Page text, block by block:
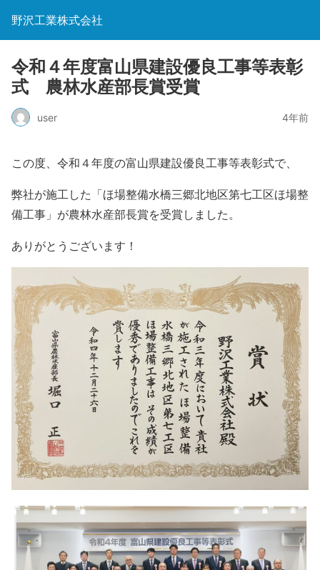
野沢工業株式会社
令和４年度富山県建設優良工事等表彰
式 農林水産部長賞受賞
user 4年前
この度、令和４年度の富山県建設優良工事等表彰式で、
弊社が施工した「ほ場整備水橋三郷北地区第七工区ほ場整
備工事」が農林水産部長賞を受賞しました。
ありがとうございます！